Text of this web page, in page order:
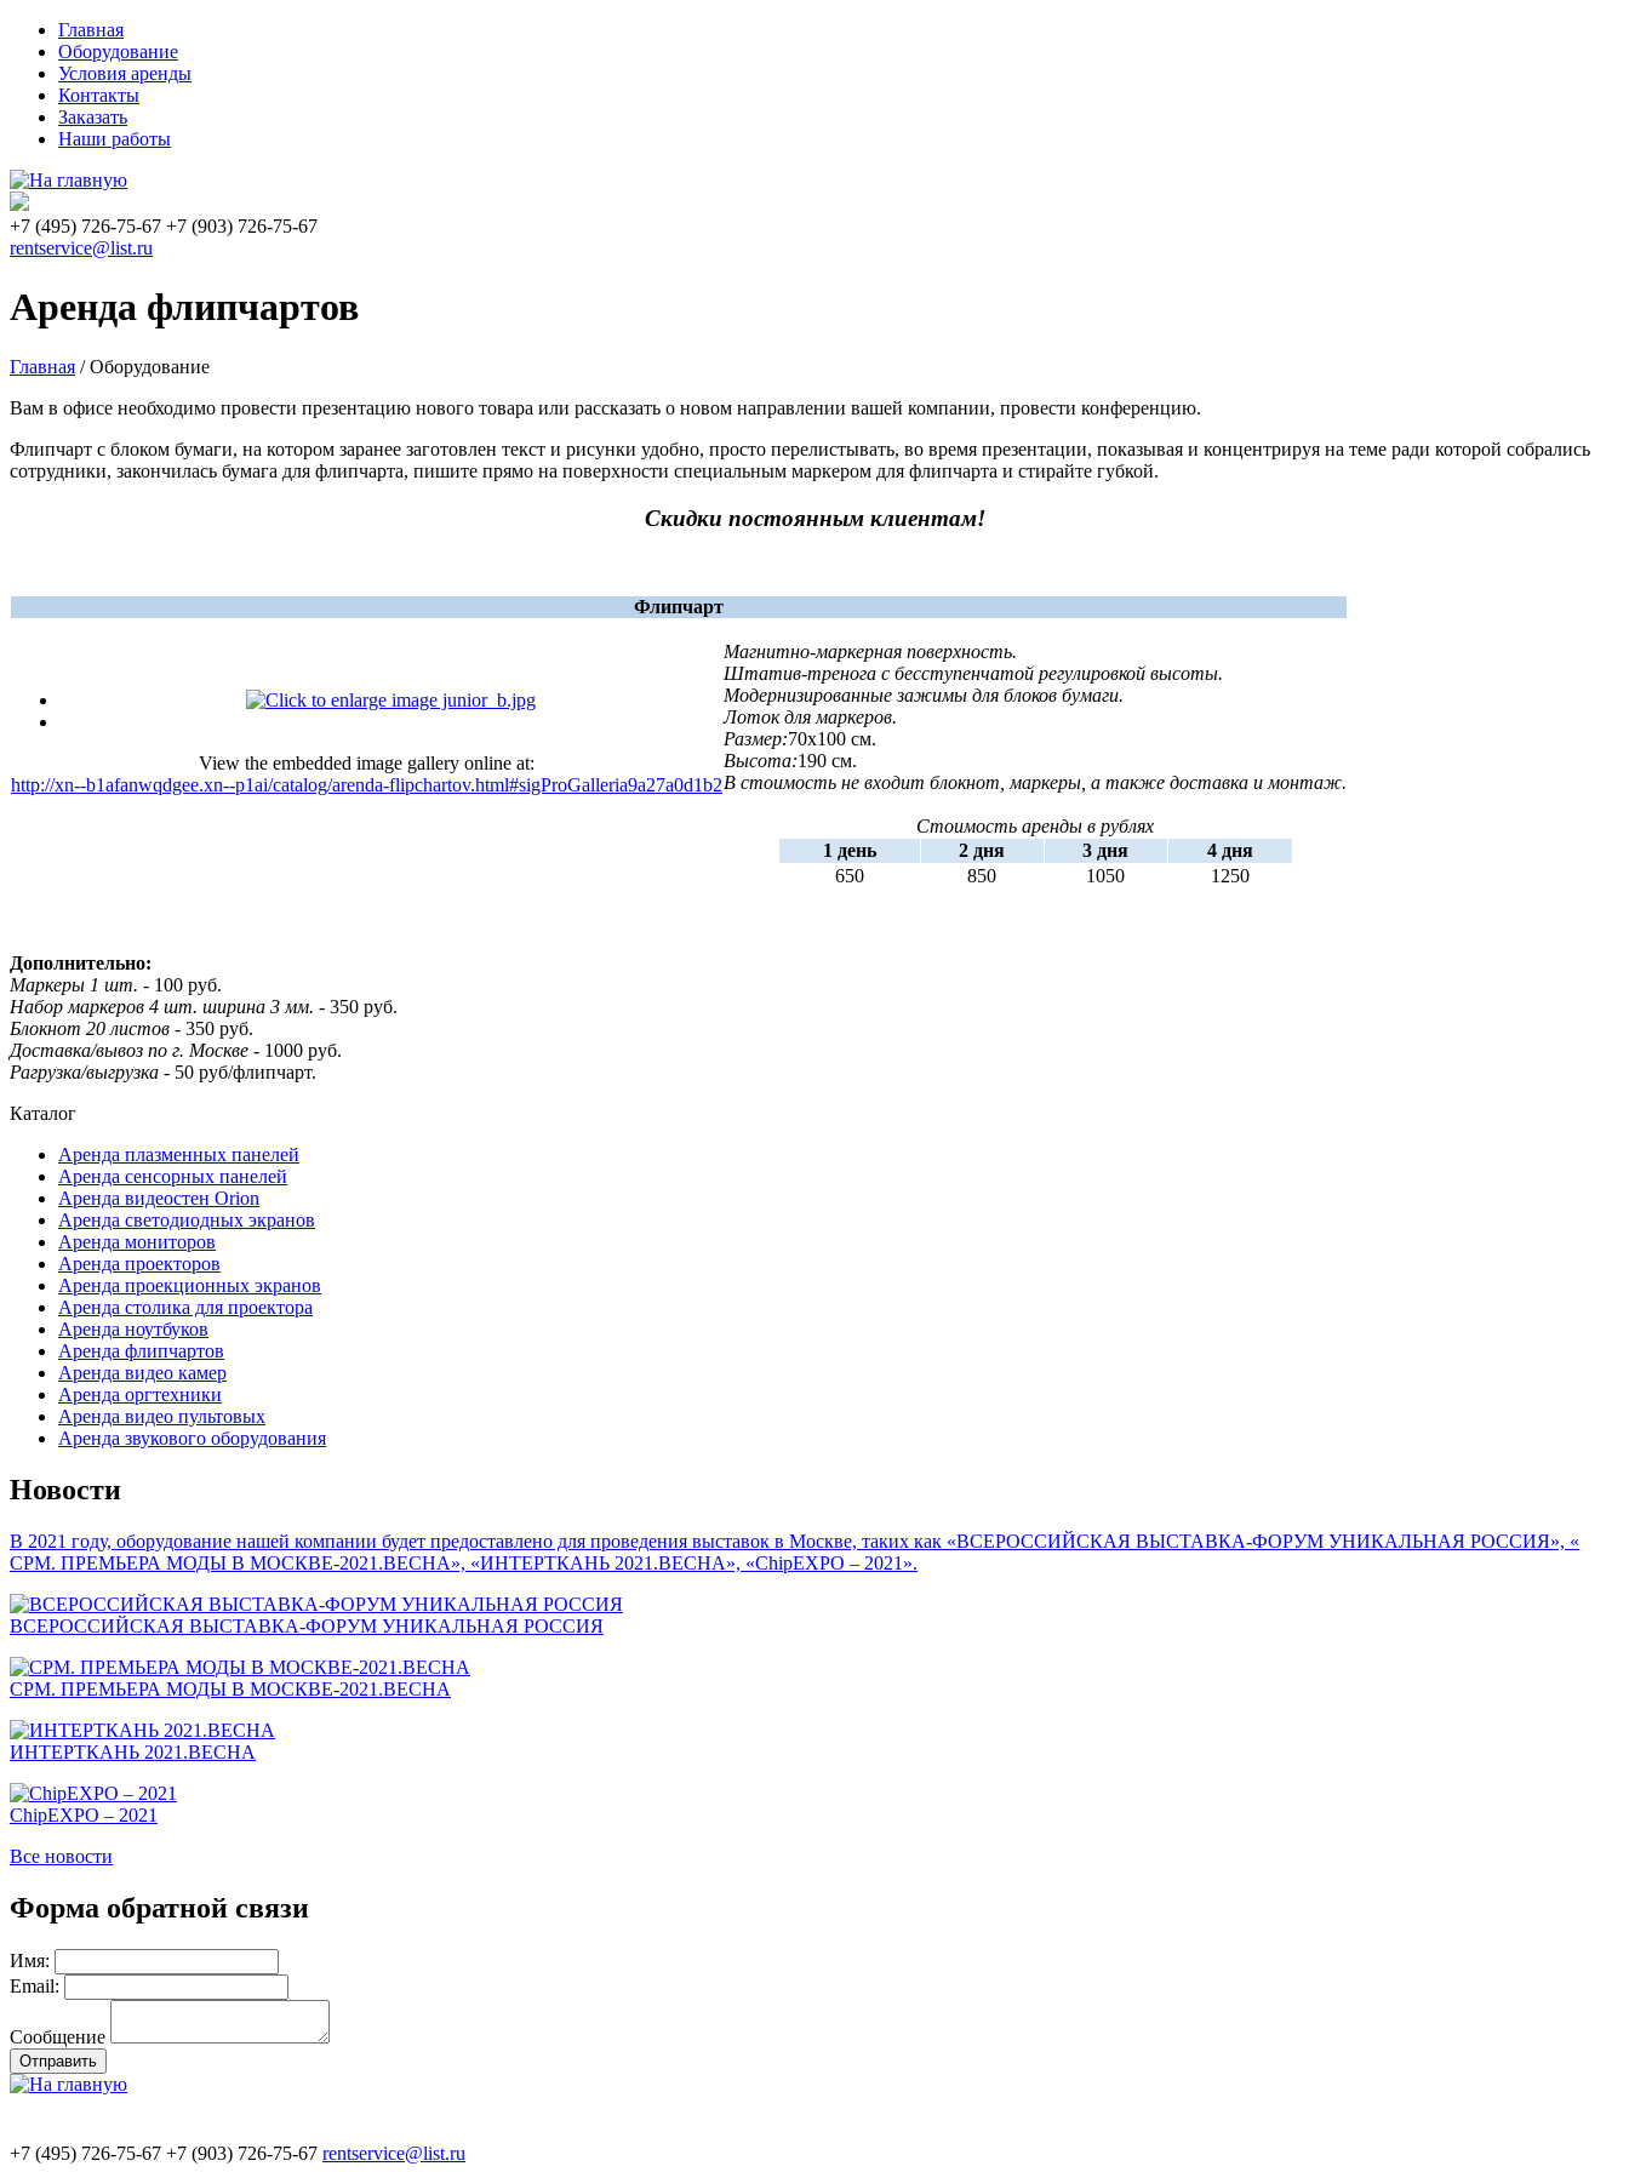
Главная
Оборудование
Условия аренды
Контакты
Заказать
Наши работы
+7 (495) 726-75-67 +7 (903) 726-75-67
rentservice@list.ru
Аренда флипчартов
Главная /Оборудование
Вам в офисе необходимо провести презентацию нового товара или рассказать о новом направлении вашей компании, провести конференцию.
Флипчарт с блоком бумаги, на котором заранее заготовлен текст и рисунки удобно, просто перелистывать, во время презентации, показывая и концентрируя на теме ради которой собрались
сотрудники, закончилась бумага для флипчарта, пишите прямо на поверхности специальным маркером для флипчарта и стирайте губкой.
Скидки постоянным клиентам!
Флипчарт
View the embedded image gallery online at:
http://xn--b1afanwqdgee.xn--p1ai/catalog/arenda-flipchartov.html#sigProGalleria9a27a0d1b2
Магнитно-маркерная поверхность.
Штатив-тренога с бесступенчатой регулировкой высоты.
Модернизированные зажимы для блоков бумаги.
Лоток для маркеров.
Размер:70х100 см.
Высота:190 см.
В стоимость не входит блокнот, маркеры, а также доставка и монтаж.
Стоимость аренды в рублях
1 день
2 дня 3 дня
4 дня
650
850 1050 1250
Дополнительно:
Маркеры 1 шт. - 100 руб.
Набор маркеров 4 шт. ширина 3 мм. - 350 руб.
Блокнот 20 листов - 350 руб.
Доставка/вывоз по г. Москве - 1000 руб.
Рагрузка/выгрузка - 50 руб/флипчарт.
Каталог
Аренда плазменных панелей
Аренда сенсорных панелей
Аренда видеостен Orion
Аренда светодиодных экранов
Аренда мониторов
Аренда проекторов
Аренда проекционных экранов
Аренда столика для проектора
Аренда ноутбуков
Аренда флипчартов
Аренда видео камер
Аренда оргтехники
Аренда видео пультовых
Аренда звукового оборудования
Новости
В 2021 году, оборудование нашей компании будет предоставлено для проведения выставок в Москве, таких как «ВСЕРОССИЙСКАЯ ВЫСТАВКА-ФОРУМ УНИКАЛЬНАЯ РОССИЯ», «
СРМ. ПРЕМЬЕРА МОДЫ В МОСКВЕ-2021.ВЕСНА», «ИНТЕРТКАНЬ 2021.ВЕСНА», «ChipEXPO – 2021».
ВСЕРОССИЙСКАЯ ВЫСТАВКА-ФОРУМ УНИКАЛЬНАЯ РОССИЯ
СРМ. ПРЕМЬЕРА МОДЫ В МОСКВЕ-2021.ВЕСНА
ИНТЕРТКАНЬ 2021.ВЕСНА
ChipEXPO – 2021
Все новости
Форма обратной связи
Имя:
Email:
Сообщение
+7 (495) 726-75-67 +7 (903) 726-75-67 rentservice@list.ru